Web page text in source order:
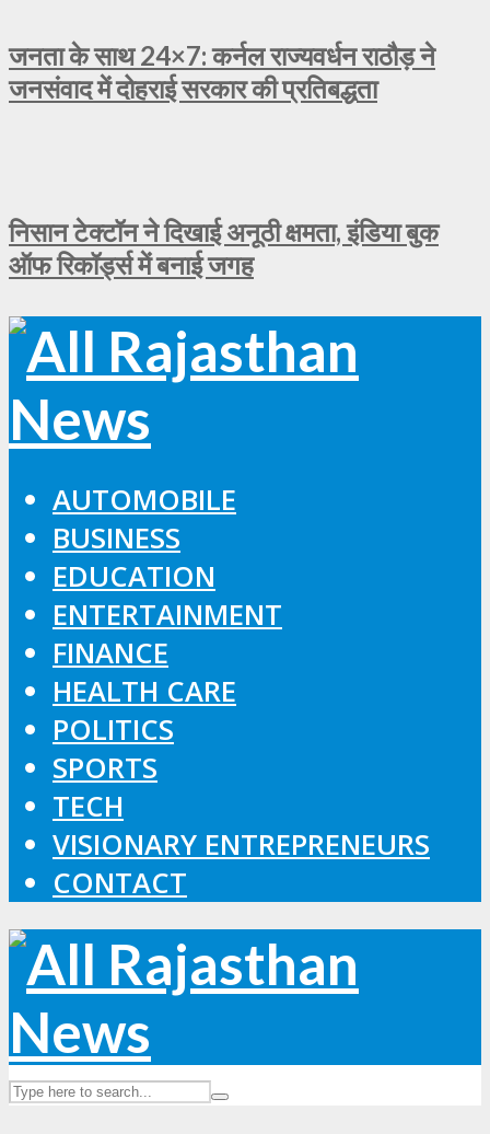
जनता के साथ 24×7: कर्नल राज्यवर्धन राठौड़ ने
जनसंवाद में दोहराई सरकार की प्रतिबद्धता
निसान टेक्टॉन ने दिखाई अनूठी क्षमता, इंडिया बुक
ऑफ रिकॉर्ड्स में बनाई जगह
AUTOMOBILE
BUSINESS
EDUCATION
ENTERTAINMENT
FINANCE
HEALTH CARE
POLITICS
SPORTS
TECH
VISIONARY ENTREPRENEURS
CONTACT